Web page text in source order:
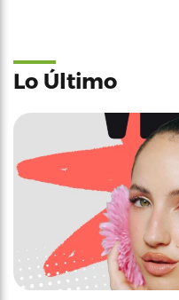
Lo Último